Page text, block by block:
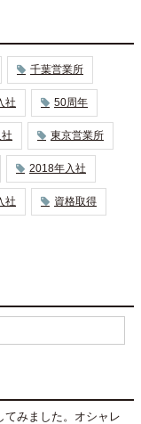
千葉営業所
社 50周年
東京営業所
2018年入社
社 資格取得
てみました。オシャレ